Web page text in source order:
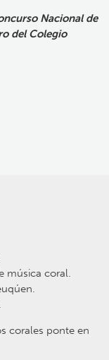
Nacional de
del Colegio
música coral.
corales ponte en